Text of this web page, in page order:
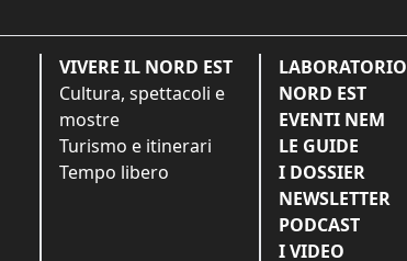
VIVERE IL NORD EST
Cultura, spettacoli e
mostre
Turismo e itinerari
Tempo libero
LABORATORIO
NORD EST
EVENTI NEM
LE GUIDE
I DOSSIER
NEWSLETTER
PODCAST
I VIDEO